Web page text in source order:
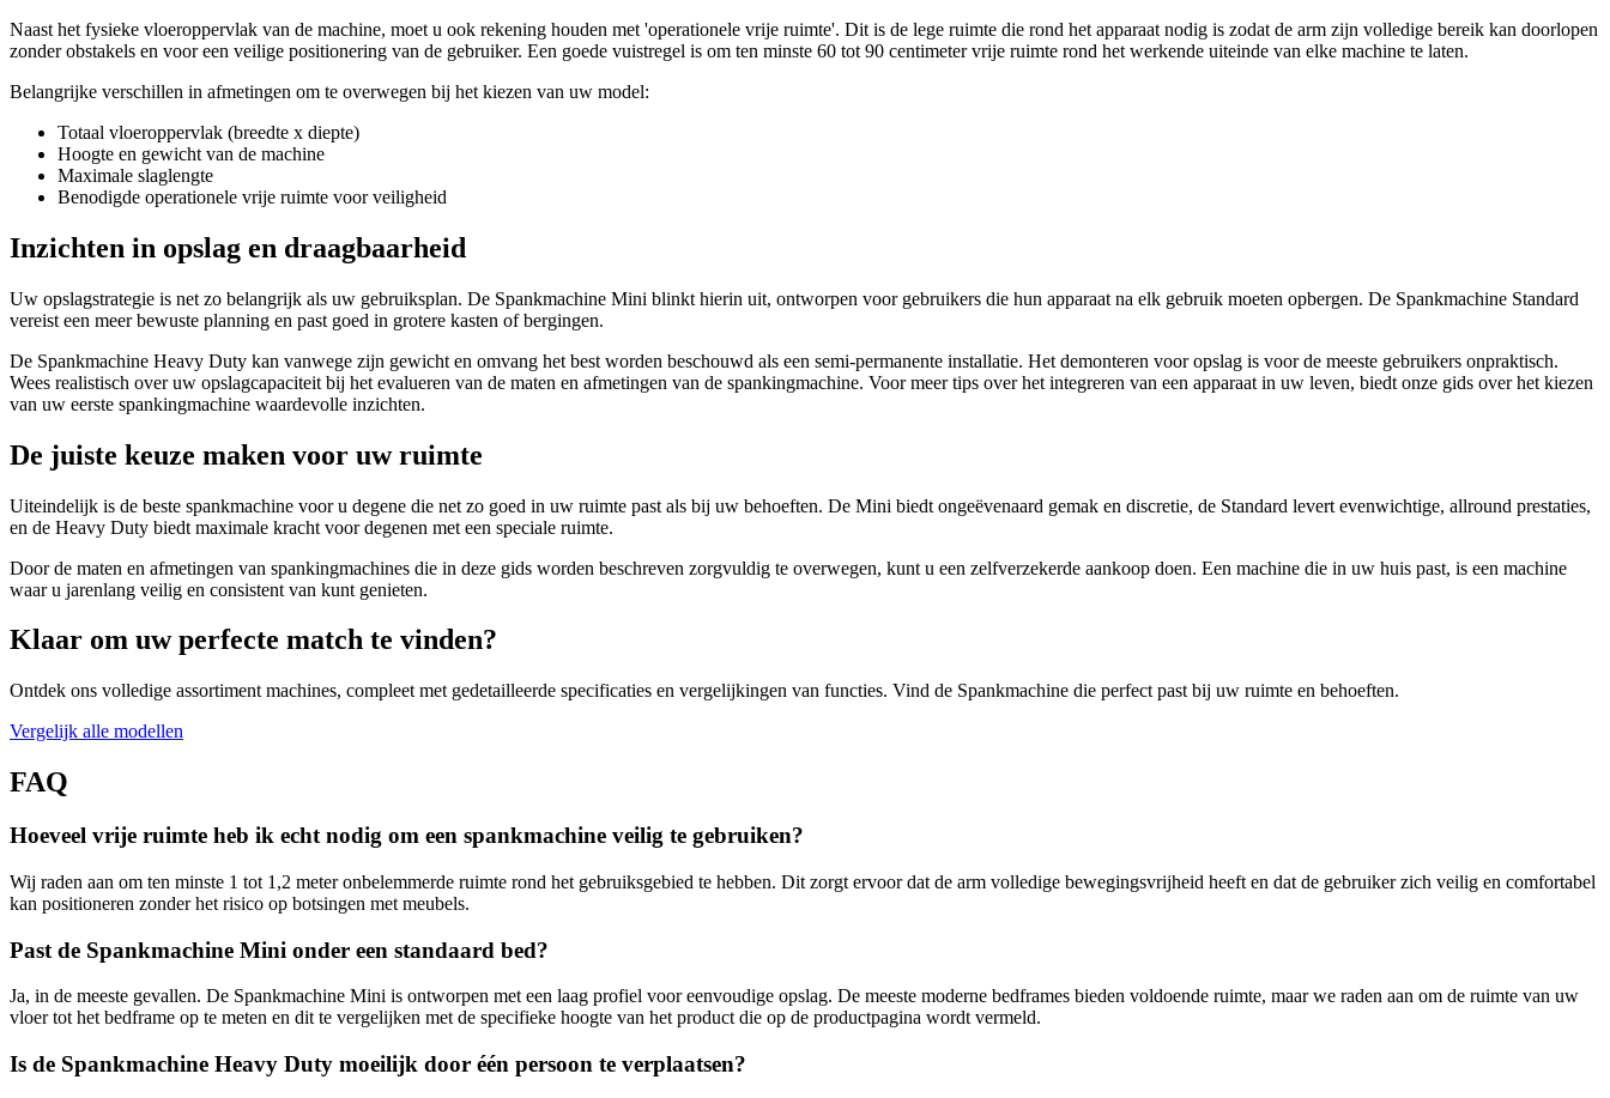
Naast het fysieke vloeroppervlak van de machine, moet u ook rekening houden met 'operationele vrije ruimte'. Dit is de lege ruimte die rond het apparaat nodig is zodat de arm zijn volledige bereik kan doorlopen
zonder obstakels en voor een veilige positionering van de gebruiker. Een goede vuistregel is om ten minste 60 tot 90 centimeter vrije ruimte rond het werkende uiteinde van elke machine te laten.
Belangrijke verschillen in afmetingen om te overwegen bij het kiezen van uw model:
Totaal vloeroppervlak (breedte x diepte)
Hoogte en gewicht van de machine
Maximale slaglengte
Benodigde operationele vrije ruimte voor veiligheid
Inzichten in opslag en draagbaarheid
Uw opslagstrategie is net zo belangrijk als uw gebruiksplan. De Spankmachine Mini blinkt hierin uit, ontworpen voor gebruikers die hun apparaat na elk gebruik moeten opbergen. De Spankmachine Standard
vereist een meer bewuste planning en past goed in grotere kasten of bergingen.
De Spankmachine Heavy Duty kan vanwege zijn gewicht en omvang het best worden beschouwd als een semi-permanente installatie. Het demonteren voor opslag is voor de meeste gebruikers onpraktisch.
Wees realistisch over uw opslagcapaciteit bij het evalueren van de maten en afmetingen van de spankingmachine. Voor meer tips over het integreren van een apparaat in uw leven, biedt onze gids over het kiezen
van uw eerste spankingmachine waardevolle inzichten.
De juiste keuze maken voor uw ruimte
Uiteindelijk is de beste spankmachine voor u degene die net zo goed in uw ruimte past als bij uw behoeften. De Mini biedt ongeëvenaard gemak en discretie, de Standard levert evenwichtige, allround prestaties,
en de Heavy Duty biedt maximale kracht voor degenen met een speciale ruimte.
Door de maten en afmetingen van spankingmachines die in deze gids worden beschreven zorgvuldig te overwegen, kunt u een zelfverzekerde aankoop doen. Een machine die in uw huis past, is een machine
waar u jarenlang veilig en consistent van kunt genieten.
Klaar om uw perfecte match te vinden?
Ontdek ons volledige assortiment machines, compleet met gedetailleerde specificaties en vergelijkingen van functies. Vind de Spankmachine die perfect past bij uw ruimte en behoeften.
Vergelijk alle modellen
FAQ
Hoeveel vrije ruimte heb ik echt nodig om een spankmachine veilig te gebruiken?
Wij raden aan om ten minste 1 tot 1,2 meter onbelemmerde ruimte rond het gebruiksgebied te hebben. Dit zorgt ervoor dat de arm volledige bewegingsvrijheid heeft en dat de gebruiker zich veilig en comfortabel
kan positioneren zonder het risico op botsingen met meubels.
Past de Spankmachine Mini onder een standaard bed?
Ja, in de meeste gevallen. De Spankmachine Mini is ontworpen met een laag profiel voor eenvoudige opslag. De meeste moderne bedframes bieden voldoende ruimte, maar we raden aan om de ruimte van uw
vloer tot het bedframe op te meten en dit te vergelijken met de specifieke hoogte van het product die op de productpagina wordt vermeld.
Is de Spankmachine Heavy Duty moeilijk door één persoon te verplaatsen?